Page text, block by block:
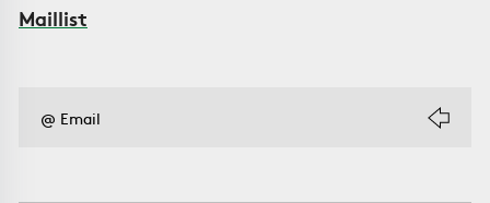
Maillist